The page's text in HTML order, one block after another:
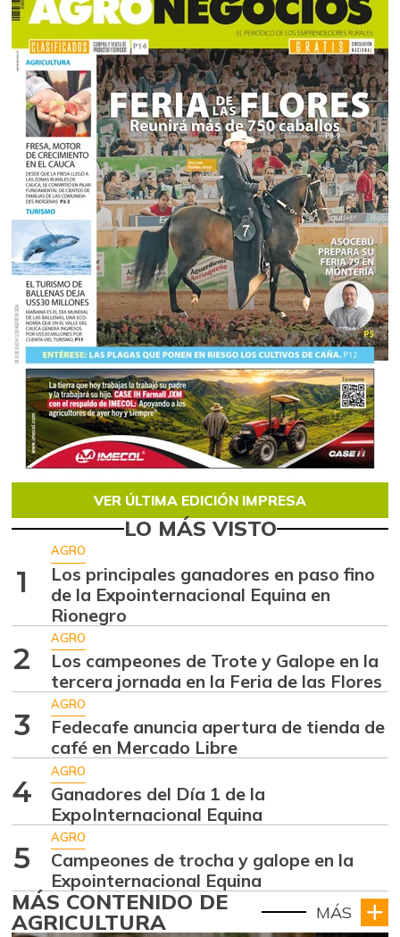
VER ÚLTIMA EDICIÓN IMPRESA
LO MÁS VISTO
1
AGRO
Los principales ganadores en paso fino
de la Expointernacional Equina en
Rionegro
2
AGRO
Los campeones de Trote y Galope en la
tercera jornada en la Feria de las Flores
3
AGRO
Fedecafe anuncia apertura de tienda de
café en Mercado Libre
4
AGRO
Ganadores del Día 1 de la
ExpoInternacional Equina
5
AGRO
Campeones de trocha y galope en la
Expointernacional Equina
MÁS CONTENIDO DE
AGRICULTURA MÁS